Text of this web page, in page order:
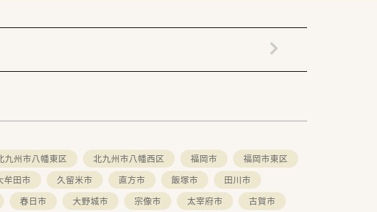
九州市八幡東区 北九州市八幡西区 福岡市
福岡市東区
牟田市 久留米市 直方市 飯塚市
田川市
春日市 大野城市 宗像市 太宰府市
古賀市